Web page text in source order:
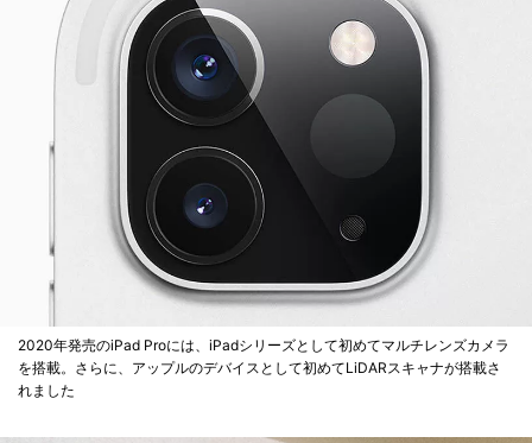
2020年発売のiPad Proには、iPadシリーズとして初めてマルチレンズカメラ
を搭載。さらに、アップルのデバイスとして初めてLiDARスキャナが搭載さ
れました